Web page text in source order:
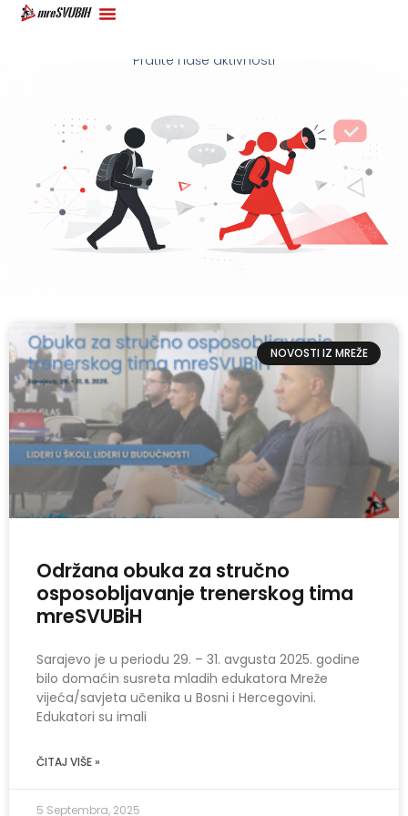
Pratite naše aktivnosti
NOVOSTI IZ MREŽE
Održana obuka za stručno
osposobljavanje trenerskog tima
mreSVUBiH
Sarajevo je u periodu 29. – 31. avgusta 2025. godine
bilo domaćin susreta mladih edukatora Mreže
vijeća/savjeta učenika u Bosni i Hercegovini.
Edukatori su imali
ČITAJ VIŠE »
5 Septembra, 2025